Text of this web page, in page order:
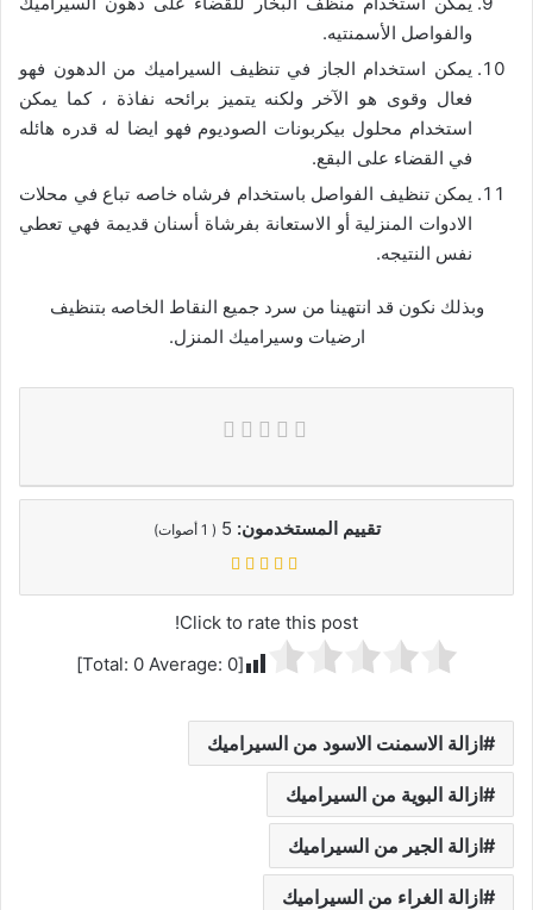
والفواصل الأسمنتيه.
يمكن استخدام الجاز في تنظيف السيراميك من الدهون فهو
فعال وقوى هو الآخر ولكنه يتميز برائحه نفاذة ، كما يمكن
استخدام محلول بيكربونات الصوديوم فهو ايضا له قدره هائله
في القضاء على البقع.
يمكن تنظيف الفواصل باستخدام فرشاه خاصه تباع في محلات
الادوات المنزلية أو الاستعانة بفرشاة أسنان قديمة فهي تعطي
نفس النتيجه.
وبذلك نكون قد انتهينا من سرد جميع النقاط الخاصه بتنظيف
ارضيات وسيراميك المنزل.
تقييم المستخدمون: 5
(
1 أصوات)
Click to rate this post!
[Total:
0Average: 0
]
ازالة الاسمنت الاسود من السيراميك
ازالة البوية من السيراميك
ازالة الجير من السيراميك
ازالة الغراء من السيراميك